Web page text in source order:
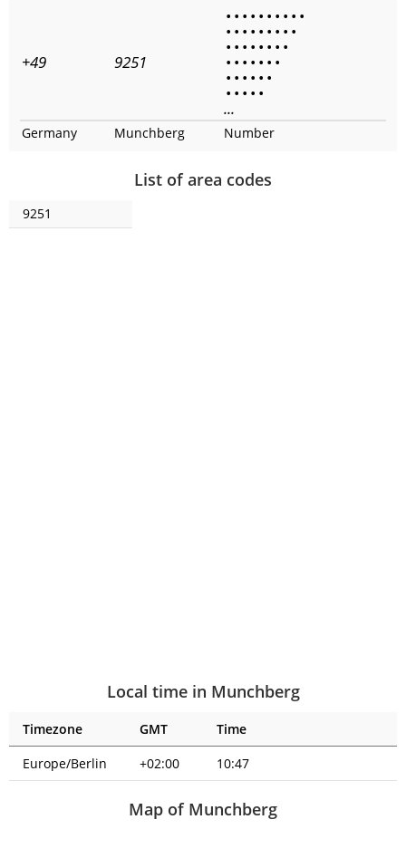
+49 9251
• • • • • • • • • •
• • • • • • • • •
• • • • • • • •
• • • • • • •
• • • • • •
• • • • •
...
Germany Munchberg Number
List of area codes
9251
Local time in Munchberg
Timezone GMT
Time
Europe/Berlin
+02:00 10:47
Map of Munchberg